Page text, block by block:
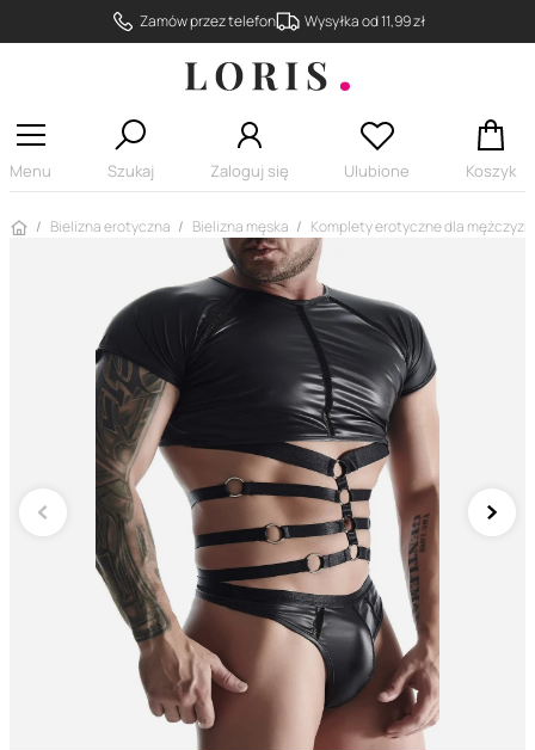
Zamów przez telefon Wysyłka od 11,99 zł
Menu Szukaj Zaloguj się Ulubione Koszyk
Strona główna
Bielizna erotyczna Bielizna męska Komplety erotyczne dla mężczyzn